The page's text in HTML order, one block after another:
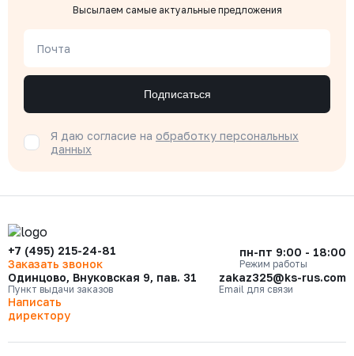
Высылаем самые актуальные предложения
Почта
Подписаться
Я даю согласие на обработку персональных
данных
+7 (495) 215-24-81
Заказать звонок
пн-пт 9:00 - 18:00
Режим работы
Одинцово, Внуковская 9, пав. 31
Пункт выдачи заказов
zakaz325@ks-rus.com
Email для связи
Написать
директору